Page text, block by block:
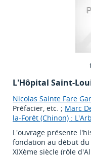
L'Hôpital Saint-
Nicolas Sainte Fare
Préfacier, etc. ; Marc
la-Forêt (Chinon) :
L'ouvrage présente
fondation au début du
XIXème siècle (rôle